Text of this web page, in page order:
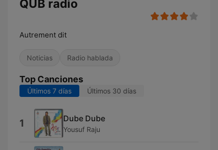
QUB radio
Autrement dit
Noticias Radio hablada
Top Canciones
Últimos 7 días Últimos 30 días
1 Dube Dube
Yousuf Raju